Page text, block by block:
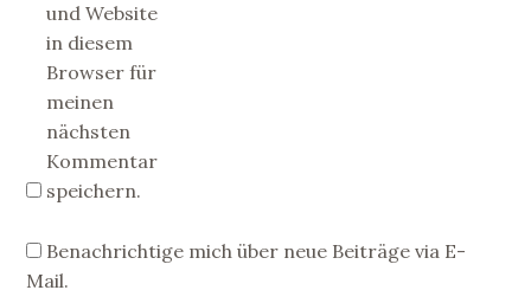
und Website
in diesem
Browser für
meinen
nächsten
Kommentar
speichern.
Benachrichtige mich über neue Beiträge via E-
Mail.